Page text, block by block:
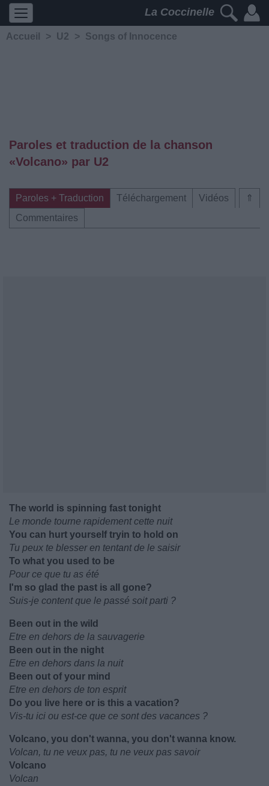
La Coccinelle
Accueil > U2 > Songs of Innocence
Paroles et traduction de la chanson
«Volcano» par U2
⇑
Paroles + Traduction Téléchargement
Vidéos
Commentaires
The world is spinning fast tonight
Le monde tourne rapidement cette nuit
You can hurt yourself tryin to hold on
Tu peux te blesser en tentant de le saisir
To what you used to be
Pour ce que tu as été
I'm so glad the past is all gone?
Suis-je content que le passé soit parti ?
Been out in the wild
Etre en dehors de la sauvagerie
Been out in the night
Etre en dehors dans la nuit
Been out of your mind
Etre en dehors de ton esprit
Do you live here or is this a vacation?
Vis-tu ici ou est-ce que ce sont des vacances ?
Volcano, you don't wanna, you don't wanna know.
Volcan, tu ne veux pas, tu ne veux pas savoir
Volcano
Volcan